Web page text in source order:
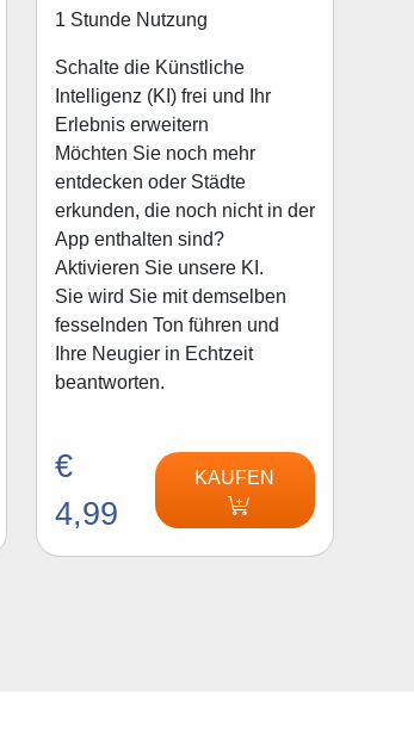
1 Stunde Nutzung
Schalte die Künstliche
Intelligenz (KI) frei und Ihr
Erlebnis erweitern
Möchten Sie noch mehr
entdecken oder Städte
erkunden, die noch nicht in der
App enthalten sind?
Aktivieren Sie unsere KI.
Sie wird Sie mit demselben
fesselnden Ton führen und
Ihre Neugier in Echtzeit
beantworten.
€
4,99
KAUFEN